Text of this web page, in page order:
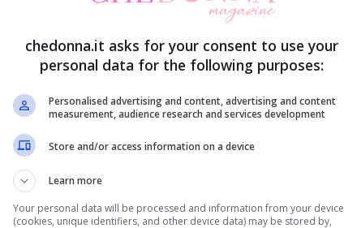
principali della Kalanchoee come fare
una fioritura sempre perfetta!
ai raggi diretti del sole
straordinaria capacità di trattenere
di essere innaffiata spesso. I suoi fiori sono
a quelle dell’arancio. Le foglie e lo stelo,
chedonna.it asks for your consent to use your
personal data for the following purposes:
Personalised advertising and content, advertising and content
measurement, audience research and services development
Store and/or access information on a device
Learn more
Your personal data will be processed and information from your device
(cookies, unique identifiers, and other device data) may be stored by,